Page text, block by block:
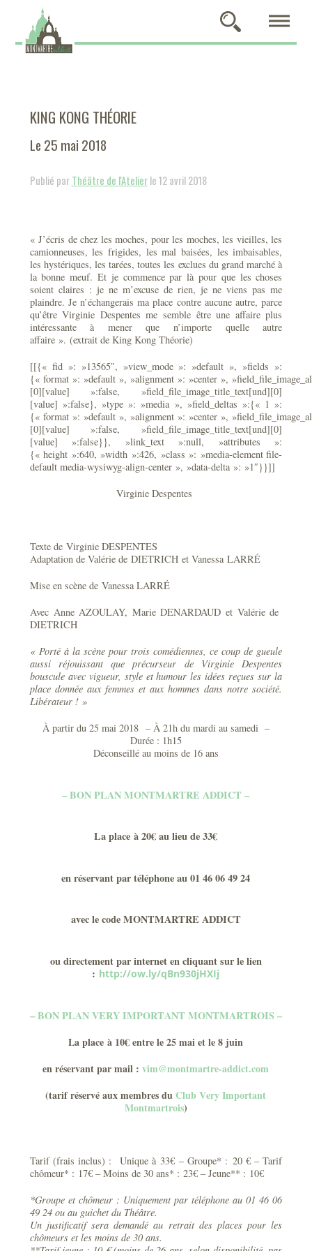
KING KONG THÉORIE
Le 25 mai 2018
Publié parThéâtre de l'Atelierle 12 avril 2018
« J’écris de chez les moches, pour les moches, les vieilles, les
camionneuses, les frigides, les mal baisées, les imbaisables,
les hystériques, les tarées, toutes les exclues du grand marché à
la bonne meuf. Et je commence par là pour que les choses
soient claires : je ne m’excuse de rien, je ne viens pas me
plaindre. Je n’échangerais ma place contre aucune autre, parce
qu’être Virginie Despentes me semble être une affaire plus
intéressante à mener que n’importe quelle autre
affaire ». (extrait de King Kong Théorie)
[[{« fid »: »13565″, »view_mode »: »default », »fields »:
{« format »: »default », »alignment »: »center »,
[0][value] »:false, »field_file_image_title_text[und][0]
[value] »:false}, »type »: »media », »field_deltas »:{« 1 »:
{« format »: »default », »alignment »: »center »,
[0][value] »:false, »field_file_image_title_text[und][0]
[value] »:false}}, »link_text »:null, »attributes »:
{« height »:640, »width »:426, »class »: »media-element file-
default media-wysiwyg-align-center », »data-delta »: »1″}}]]
Virginie Despentes
Texte de Virginie DESPENTES
Adaptation de Valérie de DIETRICH et Vanessa LARRÉ
Mise en scène de Vanessa LARRÉ
Avec Anne AZOULAY, Marie DENARDAUD et Valérie de
DIETRICH
« Porté à la scène pour trois comédiennes, ce coup de gueule
aussi réjouissant que précurseur de Virginie Despentes
bouscule avec vigueur, style et humour les idées reçues sur la
place donnée aux femmes et aux hommes dans notre société.
Libérateur ! »
À partir du 25 mai 2018 – À 21h du mardi au samedi –
Durée : 1h15
Déconseillé au moins de 16 ans
– BON PLAN MONTMARTRE ADDICT –
La place à 20€ au lieu de 33€
en réservant par téléphone au 01 46 06 49 24
avec le code MONTMARTRE ADDICT
ou directement par internet en cliquant sur le lien
: http://ow.ly/qBn930jHXIj
– BON PLAN VERY IMPORTANT MONTMARTROIS –
La place à 10€ entre le 25 mai et le 8 juin
en réservant par mail :vim@montmartre-addict.com
(tarif réservé aux membres duClub Very Important
Montmartrois)
Tarif (frais inclus) : Unique à 33€ – Groupe* : 20 € – Tarif
chômeur* : 17€ – Moins de 30 ans* : 23€ – Jeune** : 10€
*Groupe et chômeur : Uniquement par téléphone au 01 46 06
49 24 ou au guichet du Théâtre.
Un justificatif sera demandé au retrait des places pour les
chômeurs et les moins de 30 ans.